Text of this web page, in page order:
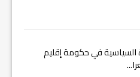
السياسية في حكومة إقليم